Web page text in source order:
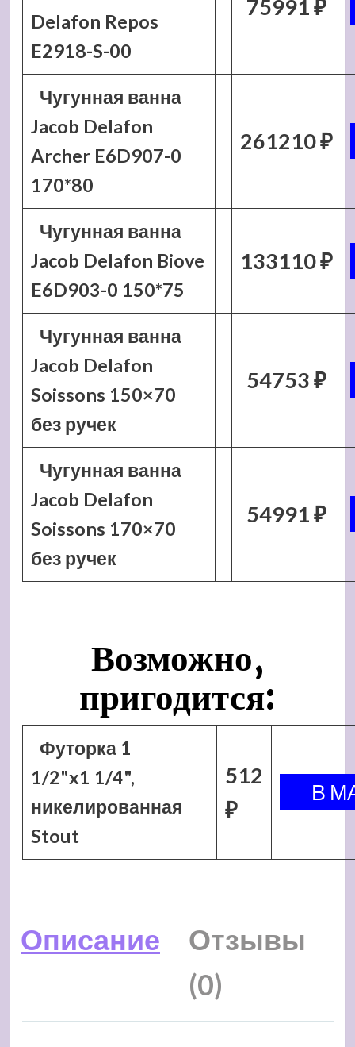
Delafon Repos
E2918-S-00
75991 ₽
Чугунная ванна
Jacob Delafon
Archer E6D907-0
170*80
261210 ₽
Чугунная ванна
Jacob Delafon Biove
E6D903-0 150*75
133110 ₽
Чугунная ванна
Jacob Delafon
Soissons 150×70
без ручек
54753 ₽
Чугунная ванна
Jacob Delafon
Soissons 170×70
без ручек
54991 ₽
Возможно,
пригодится:
Футорка 1
1/2"x1 1/4",
никелированная
Stout
512
₽
Описание
Отзывы
(0)